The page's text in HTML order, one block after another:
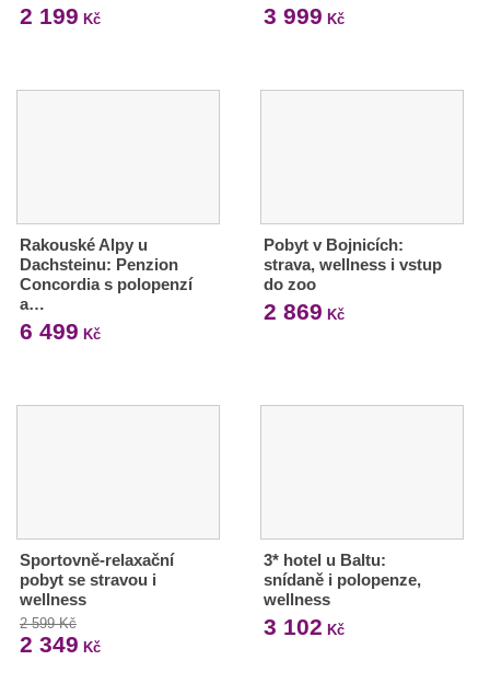
2 199 Kč 3 999 Kč
Rakouské Alpy u
Dachsteinu: Penzion
Concordia s polopenzí
a…
6 499 Kč
Pobyt v Bojnicích:
strava, wellness i vstup
do zoo
2 869 Kč
Sportovně-relaxační
pobyt se stravou i
wellness
2 599 Kč
2 349 Kč
3* hotel u Baltu:
snídaně i polopenze,
wellness
3 102 Kč